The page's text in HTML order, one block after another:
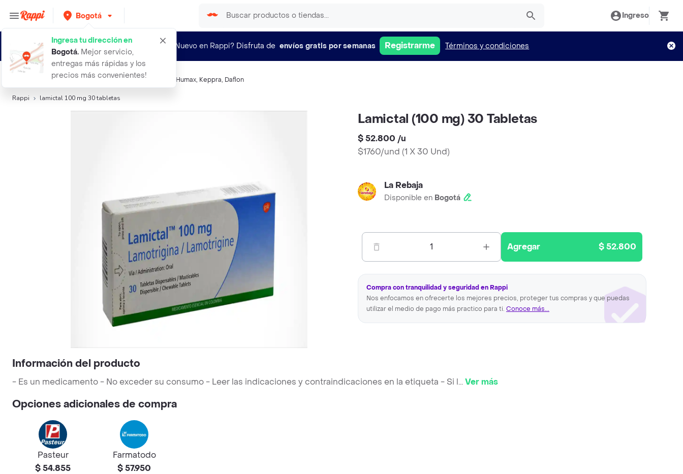
Bogotá
Ingresa tu dirección en
Bogotá. Mejor servicio,
entregas más rápidas y los
precios más convenientes!
Ingreso
¿Nuevo en Rappi? Disfruta de envíos gratis por semanas Registrarme Términos y condiciones
Búsquedas relacionadas:Sistema Nervioso, Humax, Keppra, Daflon
Rappi lamictal 100 mg 30 tabletas
Lamictal (100 mg) 30 Tabletas
$ 52.800 /u
$1760/und (1 X 30 Und)
La Rebaja
Disponible en Bogotá
1 Agregar $ 52.800
Compra con tranquilidad y seguridad en Rappi
Nos enfocamos en ofrecerte los mejores precios, proteger tus compras y que puedas
utilizar el medio de pago más practico para ti. Conoce más...
Información del producto
- Es un medicamento - No exceder su consumo - Leer las indicaciones y contraindicaciones en la etiqueta - Si l...Ver más
Opciones adicionales de compra
Pasteur
$ 54.855
Farmatodo
$ 57.950